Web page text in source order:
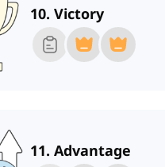
10. Victory
11. Advantage